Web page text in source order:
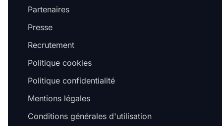
Partenaires
Presse
Recrutement
Politique cookies
Politique confidentialité
Mentions légales
Conditions générales d'utilisation